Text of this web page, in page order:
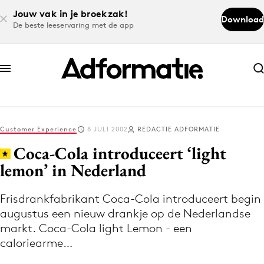
Jouw vak in je broekzak!
De beste leeservaring met de app
Download
Abonneer nu
Abonneer nu
Log in
Volg het laatste nieuws via de Adformatie
Nieuws app
Customer Experience 8 JULI 2002 REDACTIE ADFORMATIE
Coca-Cola introduceert ‘light
lemon’ in Nederland
Frisdrankfabrikant Coca-Cola introduceert begin
augustus een nieuw drankje op de Nederlandse
markt. Coca-Cola light Lemon - een
caloriearme…